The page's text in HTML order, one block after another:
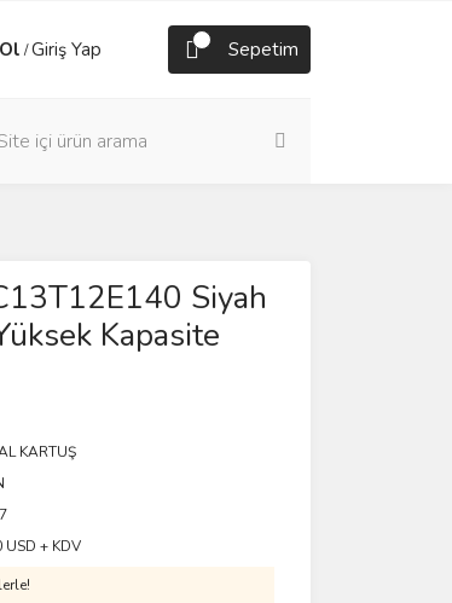
/Giriş Yap Sepetim
Siyah
Kapasite
KARTUŞ
USD + KDV